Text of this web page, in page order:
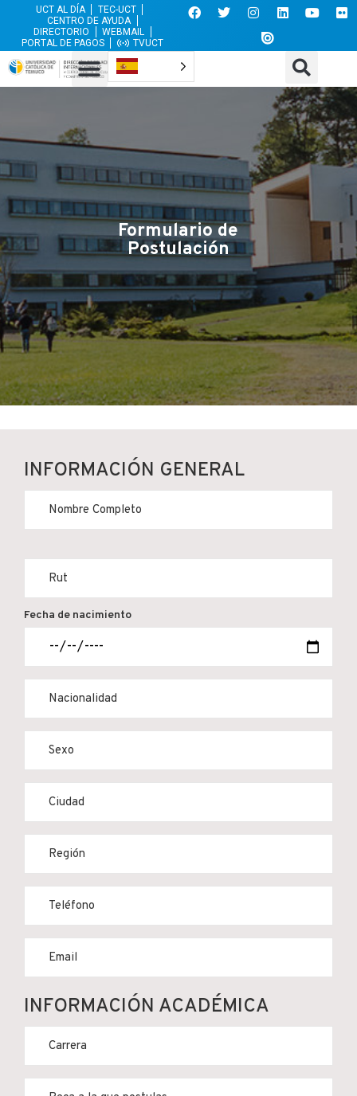
UCT AL DÍA
TEC-UCT
CENTRO DE AYUDA
DIRECTORIO
WEBMAIL
PORTAL DE PAGOS
TVUCT
Formulario de
Postulación
INFORMACIÓN GENERAL
Fecha de nacimiento
INFORMACIÓN ACADÉMICA